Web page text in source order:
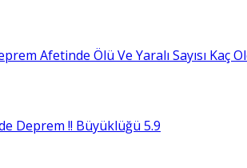
Afetinde Ölü Ve Yaralı Sayısı Kaç
Deprem !! Büyüklüğü 5.9